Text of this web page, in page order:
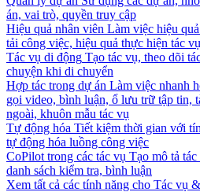
án, vai trò, quyền truy cập
Hiệu quả nhân viên Làm việc hiệu
tải công việc, hiệu quả thực hiện tác
Tác vụ di động Tạo tác vụ, theo dõi
chuyện khi di chuyển
Hợp tác trong dự án Làm việc nhanh
gọi video, bình luận, ổ lưu trữ tập tin,
ngoài, khuôn mẫu tác vụ
Tự động hóa Tiết kiệm thời gian với
tự động hóa luồng công việc
CoPilot trong các tác vụ Tạo mô tả
danh sách kiểm tra, bình luận
Xem tất cả các tính năng cho Tác vụ